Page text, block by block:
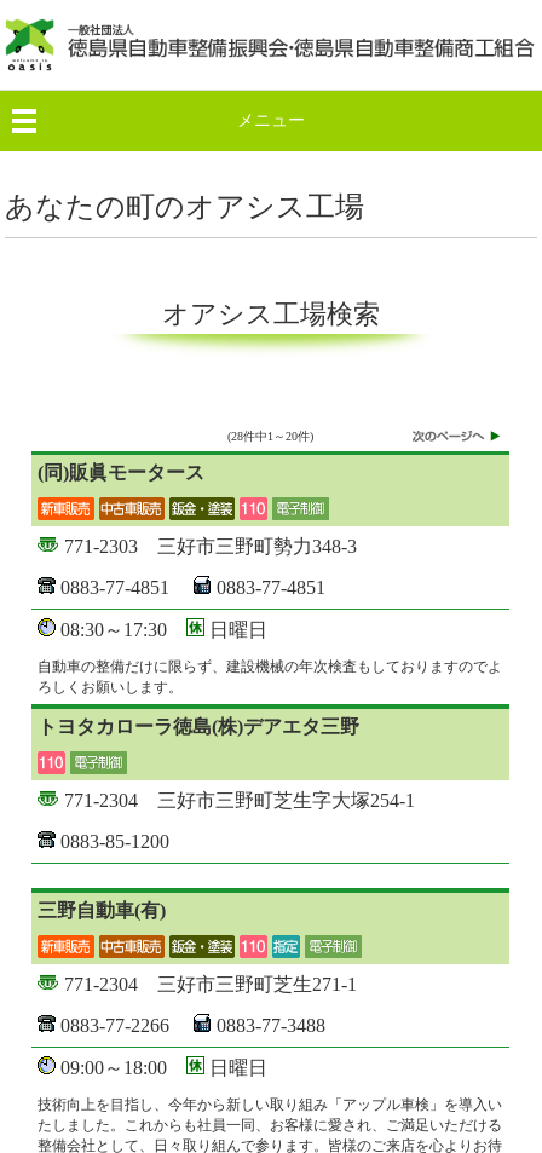
メニュー
あなたの町のオアシス工場
オアシス工場検索
(28件中1～20件)
(同)販眞モータース
771-2303 三好市三野町勢力348-3
0883-77-4851
0883-77-4851
08:30～17:30 日曜日
自動車の整備だけに限らず、建設機械の年次検査もしておりますのでよ
ろしくお願いします。
トヨタカローラ徳島(株)デアエタ三野
771-2304 三好市三野町芝生字大塚254-1
0883-85-1200
三野自動車(有)
771-2304 三好市三野町芝生271-1
0883-77-2266
0883-77-3488
09:00～18:00 日曜日
技術向上を目指し、今年から新しい取り組み「アップル車検」を導入い
たしました。これからも社員一同、お客様に愛され、ご満足いただける
整備会社として、日々取り組んで参ります。皆様のご来店を心よりお待